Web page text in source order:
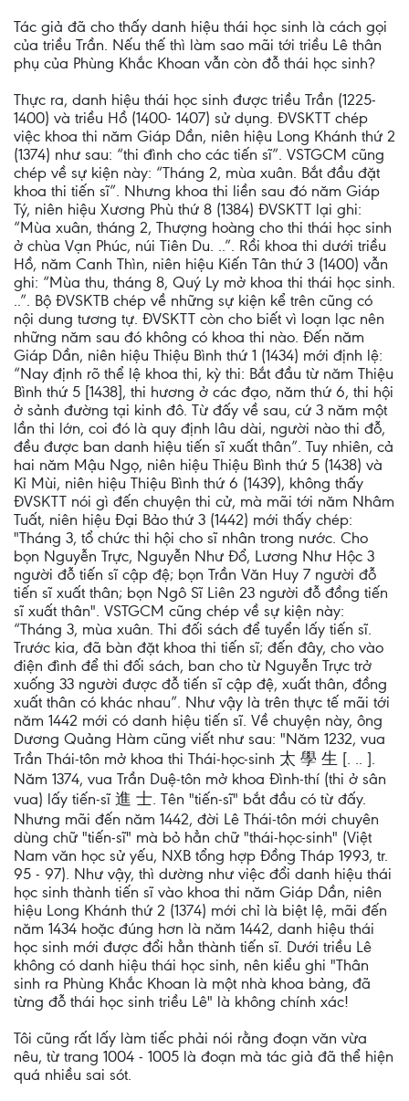
Tác giả đã cho thấy danh hiệu thái học sinh là cách gọi
của triều Trần. Nếu thế thì làm sao mãi tới triều Lê thân
phụ của Phùng Khắc Khoan vẫn còn đỗ thái học sinh?
Thực ra, danh hiệu thái học sinh được triều Trần (1225-
1400) và triều Hồ (1400- 1407) sử dụng. ĐVSKTT chép
việc khoa thi năm Giáp Dần, niên hiệu Long Khánh thứ 2
(1374) như sau: “thi đình cho các tiến sĩ”. VSTGCM cũng
chép về sự kiện này: “Tháng 2, mùa xuân. Bắt đầu đặt
khoa thi tiến sĩ”. Nhưng khoa thi liền sau đó năm Giáp
Tý, niên hiệu Xương Phù thứ 8 (1384) ĐVSKTT lại ghi:
“Mùa xuân, tháng 2, Thượng hoàng cho thi thái học sinh
ở chùa Vạn Phúc, núi Tiên Du. ..”. Rồi khoa thi dưới triều
Hồ, năm Canh Thìn, niên hiệu Kiến Tân thứ 3 (1400) vẫn
ghi: “Mùa thu, tháng 8, Quý Ly mở khoa thi thái học sinh.
..”. Bộ ĐVSKTB chép về những sự kiện kể trên cũng có
nội dung tương tự. ĐVSKTT còn cho biết vì loạn lạc nên
những năm sau đó không có khoa thi nào. Đến năm
Giáp Dần, niên hiệu Thiệu Bình thứ 1 (1434) mới định lệ:
“Nay định rõ thể lệ khoa thi, kỳ thi: Bắt đầu từ năm Thiệu
Bình thứ 5 [1438], thi hương ở các đạo, năm thứ 6, thi hội
ở sảnh đường tại kinh đô. Từ đấy về sau, cứ 3 năm một
lần thi lớn, coi đó là quy định lâu dài, người nào thi đỗ,
đều được ban danh hiệu tiến sĩ xuất thân”. Tuy nhiên, cả
hai năm Mậu Ngọ, niên hiệu Thiệu Bình thứ 5 (1438) và
Kỉ Mùi, niên hiệu Thiệu Bình thứ 6 (1439), không thấy
ĐVSKTT nói gì đến chuyện thi cử, mà mãi tới năm Nhâm
Tuất, niên hiệu Đại Bảo thứ 3 (1442) mới thấy chép:
"Tháng 3, tổ chức thi hội cho sĩ nhân trong nước. Cho
bọn Nguyễn Trực, Nguyễn Như Đổ, Lương Như Hộc 3
người đỗ tiến sĩ cập đệ; bọn Trần Văn Huy 7 người đỗ
tiến sĩ xuất thân; bọn Ngô Sĩ Liên 23 người đỗ đồng tiến
sĩ xuất thân". VSTGCM cũng chép về sự kiện này:
“Tháng 3, mùa xuân. Thi đối sách để tuyển lấy tiến sĩ.
Trước kia, đã bàn đặt khoa thi tiến sĩ; đến đây, cho vào
điện đình để thi đối sách, ban cho từ Nguyễn Trực trở
xuống 33 người được đỗ tiến sĩ cập đệ, xuất thân, đồng
xuất thân có khác nhau”. Như vậy là trên thực tế mãi tới
năm 1442 mới có danh hiệu tiến sĩ. Về chuyện này, ông
Dương Quảng Hàm cũng viết như sau: "Năm 1232, vua
Trần Thái-tôn mở khoa thi Thái-học-sinh 太 學 生 [. .. ].
Năm 1374, vua Trần Duệ-tôn mở khoa Đình-thí (thi ở sân
vua) lấy tiến-sĩ 進 士. Tên "tiến-sĩ" bắt đầu có từ đấy.
Nhưng mãi đến năm 1442, đời Lê Thái-tôn mới chuyên
dùng chữ "tiến-sĩ" mà bỏ hẳn chữ "thái-học-sinh" (Việt
Nam văn học sử yếu, NXB tổng hợp Đồng Tháp 1993, tr.
95 - 97). Như vậy, thì dường như việc đổi danh hiệu thái
học sinh thành tiến sĩ vào khoa thi năm Giáp Dần, niên
hiệu Long Khánh thứ 2 (1374) mới chỉ là biệt lệ, mãi đến
năm 1434 hoặc đúng hơn là năm 1442, danh hiệu thái
học sinh mới được đổi hẳn thành tiến sĩ. Dưới triều Lê
không có danh hiệu thái học sinh, nên kiểu ghi "Thân
sinh ra Phùng Khắc Khoan là một nhà khoa bảng, đã
từng đỗ thái học sinh triều Lê" là không chính xác!
Tôi cũng rất lấy làm tiếc phải nói rằng đoạn văn vừa
nêu, từ trang 1004 - 1005 là đoạn mà tác giả đã thể hiện
quá nhiều sai sót.